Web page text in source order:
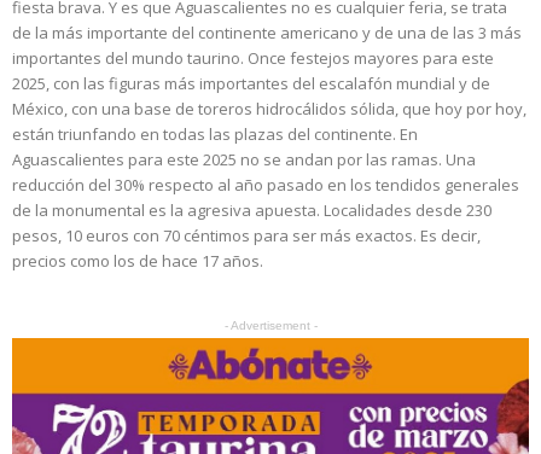
fiesta brava. Y es que Aguascalientes no es cualquier feria, se trata
de la más importante del continente americano y de una de las 3 más
importantes del mundo taurino. Once festejos mayores para este
2025, con las figuras más importantes del escalafón mundial y de
México, con una base de toreros hidrocálidos sólida, que hoy por hoy,
están triunfando en todas las plazas del continente. En
Aguascalientes para este 2025 no se andan por las ramas. Una
reducción del 30% respecto al año pasado en los tendidos generales
de la monumental es la agresiva apuesta. Localidades desde 230
pesos, 10 euros con 70 céntimos para ser más exactos. Es decir,
precios como los de hace 17 años.
- Advertisement -